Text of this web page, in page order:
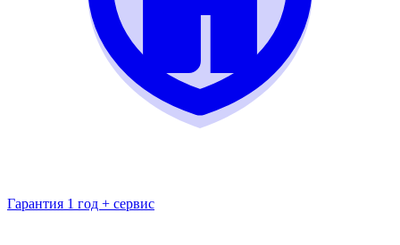
Гарантия 1 год + сервис